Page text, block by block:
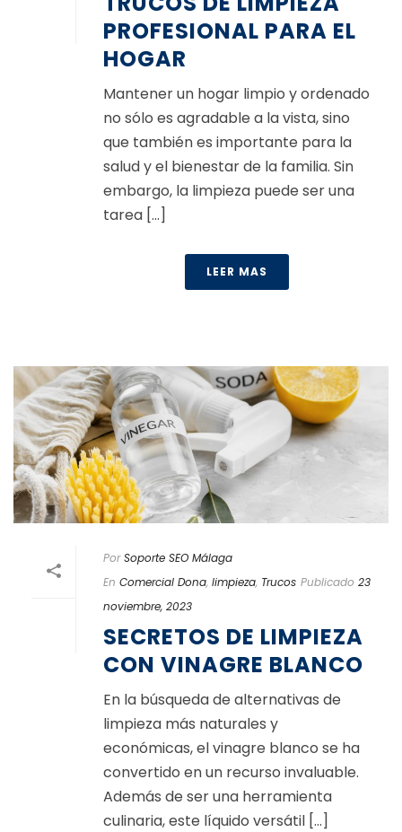
PROFESIONAL PARA EL
HOGAR
Mantener un hogar limpio y ordenado
no sólo es agradable a la vista, sino
que también es importante para la
salud y el bienestar de la familia. Sin
embargo, la limpieza puede ser una
tarea [...]
LEER MAS
Por Soporte SEO Málaga
En Comercial Dona, limpieza, Trucos Publicado 23
noviembre, 2023
SECRETOS DE LIMPIEZA
CON VINAGRE BLANCO
En la búsqueda de alternativas de
limpieza más naturales y
económicas, el vinagre blanco se ha
convertido en un recurso invaluable.
Además de ser una herramienta
culinaria, este líquido versátil [...]